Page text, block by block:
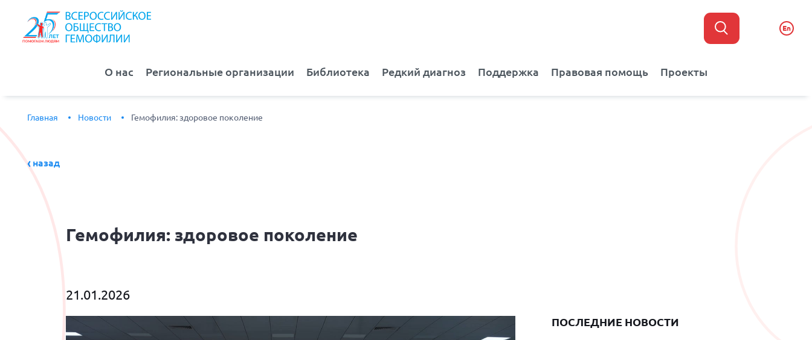
En
О нас Региональные организации Библиотека Редкий диагноз Поддержка Правовая помощь Проекты
Главная Новости Гемофилия: здоровое поколение
назад
Гемофилия: здоровое поколение
21.01.2026
ПОСЛЕДНИЕ НОВОСТИ